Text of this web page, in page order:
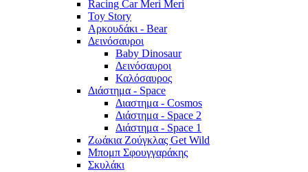
Racing Car Meri Meri
Toy Story
Αρκουδάκι - Bear
Δεινόσαυροι
Baby Dinosaur
Δεινόσαυροι
Καλόσαυρος
Διάστημα - Space
Διαστημα - Cosmos
Διάστημα - Space 2
Διάστημα - Space 1
Ζωάκια Ζούγκλας Get Wild
Μπομπ Σφουγγαράκης
Σκυλάκι